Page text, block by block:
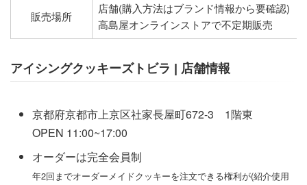
販売場所
店舗(購入方法はブランド情報から要確認)
高島屋オンラインストアで不定期販売
アイシングクッキーズトビラ | 店舗情報
京都府京都市上京区社家長屋町672-3 1階東
OPEN 11:00~17:00
オーダーは完全会員制
年2回までオーダーメイドクッキーを注文できる権利が(紹介使用